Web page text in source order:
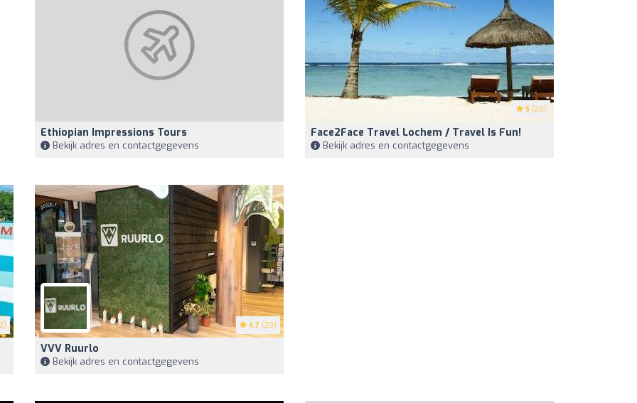
Ethiopian Impressions Tours
Bekijk adres en contactgegevens
5 (26)
Face2Face Travel Lochem / Travel Is Fun!
Bekijk adres en contactgegevens
4.7 (29)
VVV Ruurlo
Bekijk adres en contactgegevens